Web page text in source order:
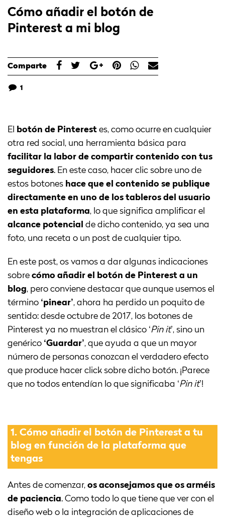
Cómo añadir el botón de
Pinterest a mi blog
Comparte
1
El botón de Pinterest es, como ocurre en cualquier
otra red social, una herramienta básica para
facilitar la labor de compartir contenido con tus
seguidores. En este caso, hacer clic sobre uno de
estos botones hace que el contenido se publique
directamente en uno de los tableros del usuario
en esta plataforma, lo que significa amplificar el
alcance potencial de dicho contenido, ya sea una
foto, una receta o un post de cualquier tipo.
En este post, os vamos a dar algunas indicaciones
sobre cómo añadir el botón de Pinterest a un
blog, pero conviene destacar que aunque usemos el
término ‘pinear’, ahora ha perdido un poquito de
sentido: desde octubre de 2017, los botones de
Pinterest ya no muestran el clásico ‘Pin it’, sino un
genérico ‘Guardar’, que ayuda a que un mayor
número de personas conozcan el verdadero efecto
que produce hacer click sobre dicho botón. ¡Parece
que no todos entendían lo que significaba ‘Pin it’!
1. Cómo añadir el botón de Pinterest a tu
blog en función de la plataforma que
tengas
Antes de comenzar, os aconsejamos que os arméis
de paciencia. Como todo lo que tiene que ver con el
diseño web o la integración de aplicaciones de